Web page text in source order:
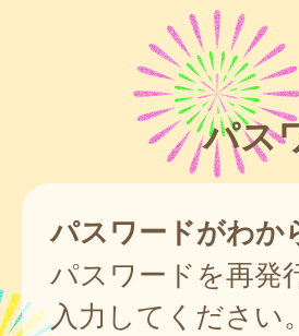
パス
パスワードがわか
パスワードを再発
入力してください。